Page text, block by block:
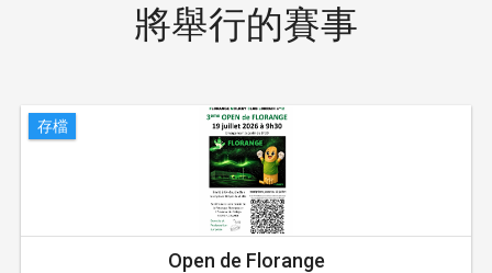
將舉行的賽事
存檔
Open de Florange